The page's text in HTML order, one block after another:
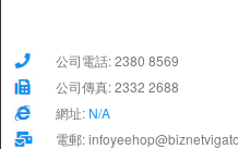
公司電話: 2380 8569
公司傳真: 2332 2688
網址: N/A
電郵: